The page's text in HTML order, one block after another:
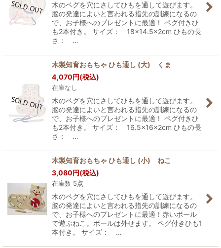
木のペグを穴にさしてひもを通して遊びます。
脳の発達によいと言われる指先の訓練になるの
で、お子様へのプレゼントに最適！ ペグ付きひ
も2本付き。 サイズ： 18×14.5×2cm ひもの長
さ： …
木製知育おもちゃ ひも通し (大) くま
4,070円(税込)
在庫なし
木のペグを穴にさしてひもを通して遊びます。
脳の発達によいと言われる指先の訓練になるの
で、お子様へのプレゼントに最適！ ペグ付きひ
も2本付き。 サイズ： 16.5×16×2cm ひもの長
さ： …
木製知育おもちゃ ひも通し (小) ねこ
3,080円(税込)
在庫数 5点
木のペグを穴にさしてひもを通して遊びます。
脳の発達によいと言われる指先の訓練になるの
で、お子様へのプレゼントに最適！赤いボール
で遊ぶねこ。ボールは外せます。 ペグ付きひも1
本付き。 サイズ： …